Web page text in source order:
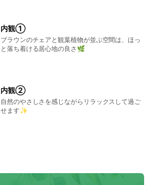
内観①
ブラウンのチェアと観葉植物が並ぶ空間は、ほっ
と落ち着ける居心地の良さ🌿
内観②
自然のやさしさを感じながらリラックスして過ご
せます✨